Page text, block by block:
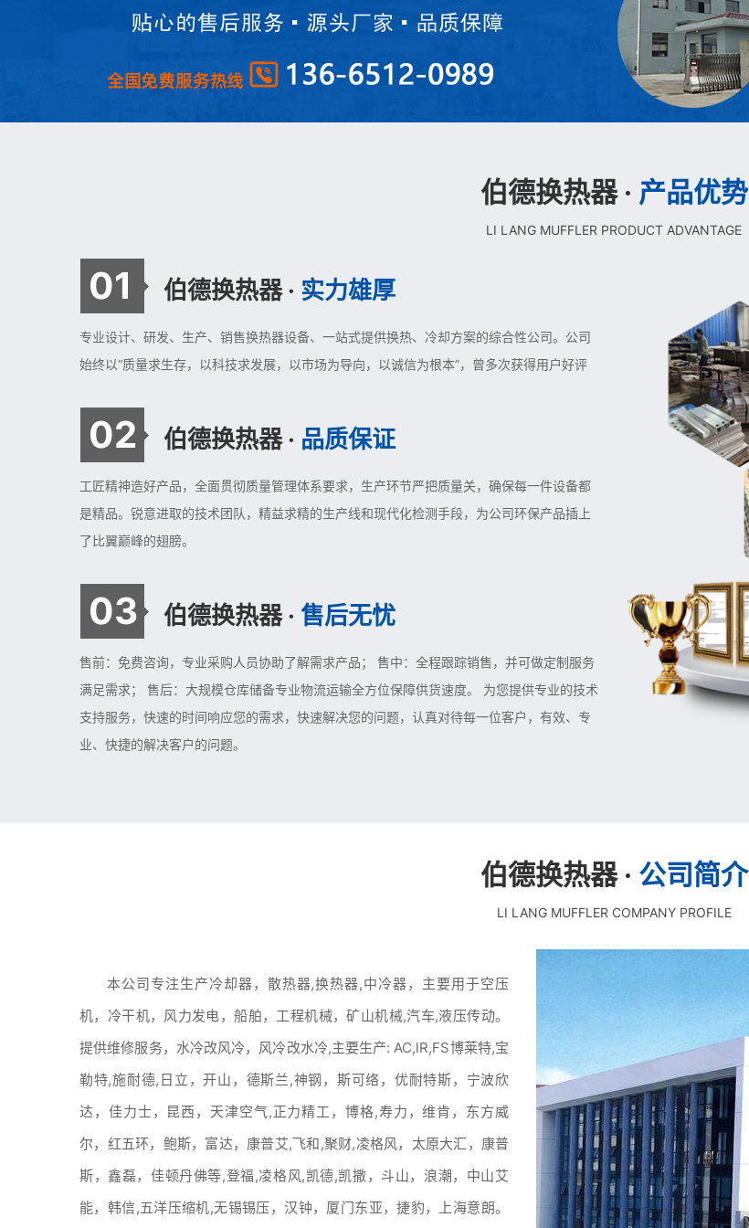
伯德换热器 · 产品优势
LI LANG MUFFLER PRODUCT ADVANTAGE
01 伯德换热器 · 实力雄厚
专业设计、研发、生产、销售换热器设备、一站式提供换热、冷却方案的综合性公司。公司
始终以“质量求生存，以科技求发展，以市场为导向，以诚信为根本”，曾多次获得用户好评
02 伯德换热器 · 品质保证
工匠精神造好产品，全面贯彻质量管理体系要求，生产环节严把质量关，确保每一件设备都
是精品。锐意进取的技术团队，精益求精的生产线和现代化检测手段，为公司环保产品插上
了比翼巅峰的翅膀。
03 伯德换热器 · 售后无忧
售前：免费咨询，专业采购人员协助了解需求产品； 售中：全程跟踪销售，并可做定制服务
满足需求； 售后：大规模仓库储备专业物流运输全方位保障供货速度。 为您提供专业的技术
支持服务，快速的时间响应您的需求，快速解决您的问题，认真对待每一位客户，有效、专
业、快捷的解决客户的问题。
伯德换热器 · 公司简介
LI LANG MUFFLER COMPANY PROFILE
本公司专注生产冷却器，散热器,换热器,中冷器，主要用于空压
机，冷干机，风力发电，船舶，工程机械，矿山机械,汽车,液压传动。
提供维修服务，水冷改风冷，风冷改水冷,主要生产: AC,lR,FS博莱特,宝
勒特,施耐德,日立，开山，德斯兰,神钢，斯可络，优耐特斯，宁波欣
达，佳力士，昆西，天津空气,正力精工，博格,寿力，维肯，东方威
尔，红五环，鲍斯，富达，康普艾,飞和,聚财,凌格风，太原大汇，康普
斯，鑫磊，佳顿丹佛等,登福,凌格风,凯德,凯撒，斗山，浪潮，中山艾
能，韩信,五洋压缩机,无锡锡压，汉钟，厦门东亚，捷豹，上海意朗。